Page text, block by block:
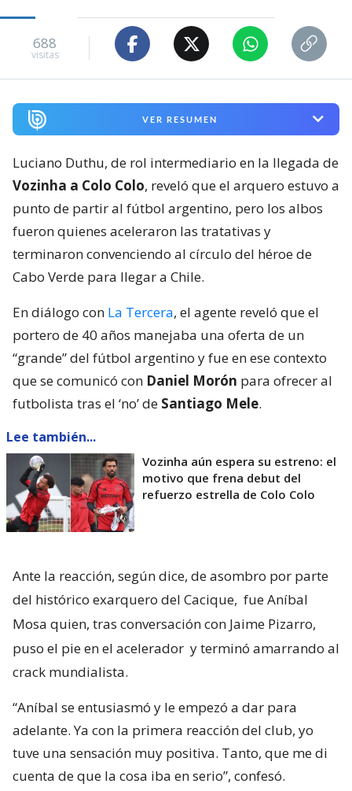
688
visitas
VER RESUMEN
Luciano Duthu, de rol intermediario en la llegada de
Vozinha a Colo Colo, reveló que el arquero estuvo a
punto de partir al fútbol argentino, pero los albos
fueron quienes aceleraron las tratativas y
terminaron convenciendo al círculo del héroe de
Cabo Verde para llegar a Chile.
En diálogo con La Tercera, el agente reveló que el
portero de 40 años manejaba una oferta de un
“grande” del fútbol argentino y fue en ese contexto
que se comunicó con Daniel Morón para ofrecer al
futbolista tras el ‘no’ de Santiago Mele.
Lee también...
Vozinha aún espera su estreno: el
motivo que frena debut del
refuerzo estrella de Colo Colo
Ante la reacción, según dice, de asombro por parte
del histórico exarquero del Cacique, fue Aníbal
Mosa quien, tras conversación con Jaime Pizarro,
puso el pie en el acelerador y terminó amarrando al
crack mundialista.
“Aníbal se entusiasmó y le empezó a dar para
adelante. Ya con la primera reacción del club, yo
tuve una sensación muy positiva. Tanto, que me di
cuenta de que la cosa iba en serio”, confesó.